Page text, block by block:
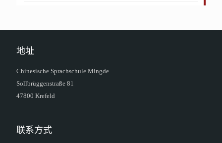
地址
Chinesische Sprachschule Mingde
Sollbrüggenstraße 81
47800 Krefeld
联系方式